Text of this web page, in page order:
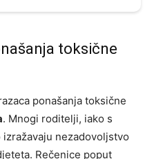
toksične
ponašanja toksične
. Mnogi roditelji, iako s
nezadovoljstvo
Rečenice poput